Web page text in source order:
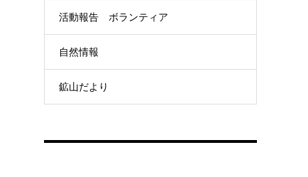
活動報告 ボランティア
自然情報
鉱山だより